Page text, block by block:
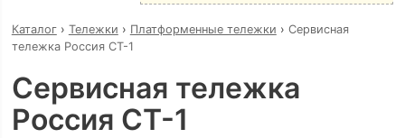
Каталог› Тележки › Платформенные тележки › Сервисная
тележка Россия СТ-1
Сервисная тележка
Россия СТ-1